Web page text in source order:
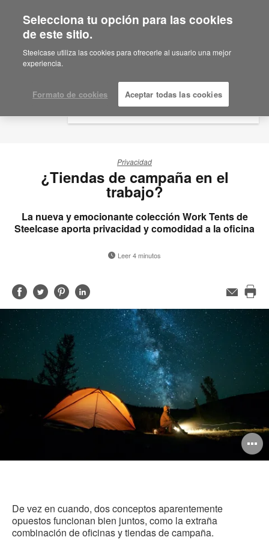
Are you in United States?
Would you like to see Products we sell in
your region?
English
Español
Privacidad
¿Tiendas de campaña en el
trabajo?
La nueva y emocionante colección Work Tents de
Steelcase aporta privacidad y comodidad a la oficina
Leer 4 minutos
Compartir
en
Facebook
Compartir
en
Twitter
Compartir
en
Pinterest
Compartir
en
Linked-
in
Correo
De vez en cuando, dos conceptos aparentemente
opuestos funcionan bien juntos, como la extraña
combinación de oficinas y tiendas de campaña.
Selecciona tu opción para las cookies
de este sitio.
Steelcase utiliza las cookies para ofrecerle al usuario una mejor
experiencia.
Formato de cookies Aceptar todas las cookies